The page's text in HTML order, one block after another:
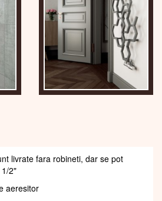
livrate fara robineti, dar se pot
2"
aeresitor